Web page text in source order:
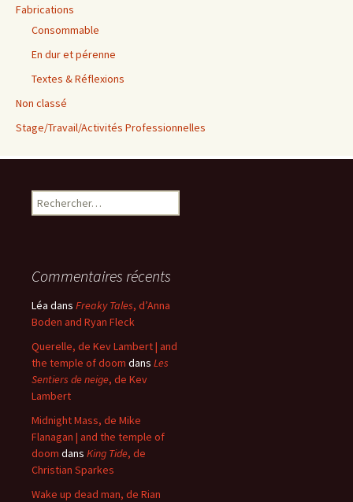
Fabrications
Consommable
En dur et pérenne
Textes & Réflexions
Non classé
Stage/Travail/Activités Professionnelles
Rechercher :
Commentaires récents
Léa dans Freaky Tales, d’Anna
Boden and Ryan Fleck
Querelle, de Kev Lambert | and
the temple of doom dans Les
Sentiers de neige, de Kev
Lambert
Midnight Mass, de Mike
Flanagan | and the temple of
doom dans King Tide, de
Christian Sparkes
Wake up dead man, de Rian